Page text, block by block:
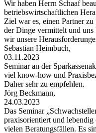
Wir haben Herrn Schaaf
betriebswirtschaftlichen
Ziel war es, einen Partner
der Dinge vermittelt und
wir unsere
Sebastian Heimbuch,
03.11.2023
Seminar an der
viel know-how und
Daher sehr zu empfehlen.
Jörg Beckmann,
24.03.2023
Das Seminar
praxisorientiert und lebendig
vielen Beratungsfällen. Es